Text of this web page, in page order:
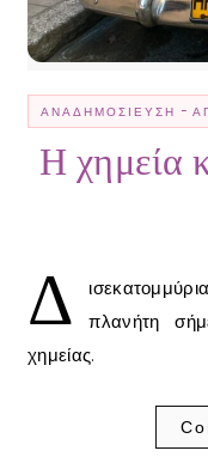
ΑΝΑΔΗΜΟΣΊΕΥΣΗ -
Η χημεία
Δ
πλανήτη
χημείας.